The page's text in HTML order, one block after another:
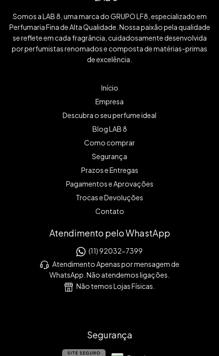
Somos a LAB 8, uma marca do GRUPO LF8, especializado em
Perfumaria Fina de Alta Qualidade. Nossa paixão pela qualidade
se reflete em cada fragrância, cuidadosamente desenvolvida
por perfumistas renomados e composta de matérias-primas
de excelência.
Início
Empresa
Descubra o seu perfume ideal
Blog LAB 8
Como comprar
Segurança
Prazos e Entregas
Pagamentos e Aprovações
Trocas e Devoluções
Contato
Atendimento pelo WhastApp
(11) 92032-7399
Atendimento Apenas por mensagem de
WhatsApp. Não atendemos ligações.
Não temos Lojas Físicas.
Segurança